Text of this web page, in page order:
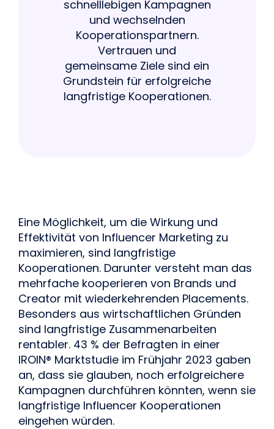
schnelllebigen Kampagnen
und wechselnden
Kooperationspartnern.
Vertrauen und
gemeinsame Ziele sind ein
Grundstein für erfolgreiche
langfristige Kooperationen.
Eine Möglichkeit, um die Wirkung und
Effektivität von Influencer Marketing zu
maximieren, sind langfristige
Kooperationen. Darunter versteht man das
mehrfache kooperieren von Brands und
Creator mit wiederkehrenden Placements.
Besonders aus wirtschaftlichen Gründen
sind langfristige Zusammenarbeiten
rentabler. 43 % der Befragten in einer
IROIN® Marktstudie im Frühjahr 2023 gaben
an, dass sie glauben, noch erfolgreichere
Kampagnen durchführen könnten, wenn sie
langfristige Influencer Kooperationen
eingehen würden.